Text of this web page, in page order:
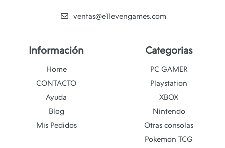
ventas@e11evengames.com
Información
Home
CONTACTO
Ayuda
Blog
Mis Pedidos
Categorias
PC GAMER
Playstation
XBOX
Nintendo
Otras consolas
Pokemon TCG